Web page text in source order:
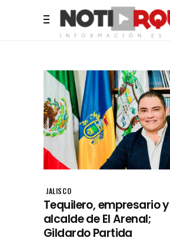
JALISCO
Tequilero, empresario y
alcalde de El Arenal;
Gildardo Partida